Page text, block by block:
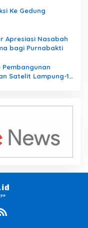
Ke Gedung
Apresiasi Nasabah
bagi Purnabakti
Satelit Lampung-1